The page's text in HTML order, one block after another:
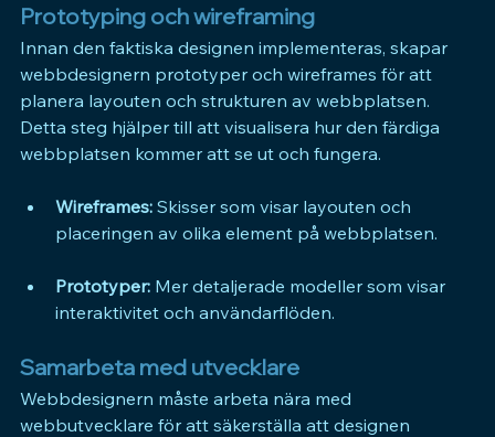
Prototyping och wireframing
Innan den faktiska designen implementeras, skapar
webbdesignern prototyper och wireframes för att
planera layouten och strukturen av webbplatsen.
Detta steg hjälper till att visualisera hur den färdiga
webbplatsen kommer att se ut och fungera.
Wireframes: Skisser som visar layouten och
placeringen av olika element på webbplatsen.
Prototyper: Mer detaljerade modeller som visar
interaktivitet och användarflöden.
Samarbeta med utvecklare
Webbdesignern måste arbeta nära med
webbutvecklare för att säkerställa att designen